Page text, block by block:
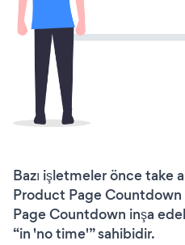
Bazı işletmeler önce take
Product Page
Page Countdown inşa
“in 'no time'” sahibidir.